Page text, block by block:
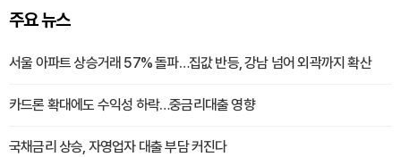
주요 뉴스
서울 아파트 상승거래 57% 돌파…집값 반등, 강남 넘어 외곽까지 확산
카드론 확대에도 수익성 하락…중금리대출 영향
국채금리 상승, 자영업자 대출 부담 커진다